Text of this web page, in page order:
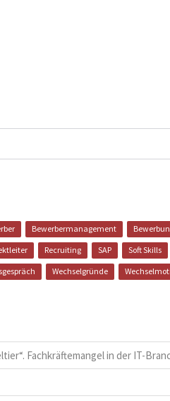
Bewerbermanagement
Recruiting SAP
Soft Skills
Wechselgründe
Fachkräftemangel in der IT-